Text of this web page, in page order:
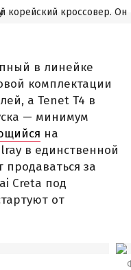
в линейке
комплектации
а Tenet T4 в
— минимум
на
в единственной
продаваться за
Creta под
от